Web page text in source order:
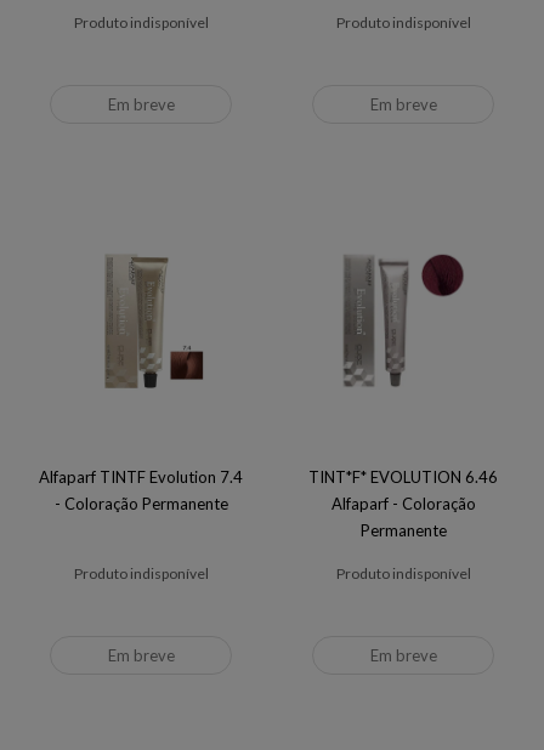
Produto indisponível
Em breve
Produto indisponível
Em breve
Alfaparf TINTF Evolution 7.4
- Coloração Permanente
Produto indisponível
Em breve
TINT*F* EVOLUTION 6.46
Alfaparf - Coloração
Permanente
Produto indisponível
Em breve